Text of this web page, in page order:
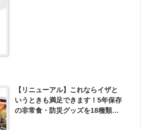
【リニューアル】これならイザと
いうときも満足できます！5年保存
の非常食・防災グッズを18種類セ